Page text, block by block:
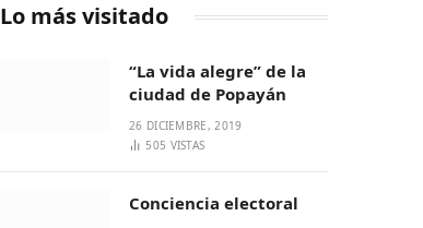
Lo más visitado
“La vida alegre” de la
ciudad de Popayán
26 DICIEMBRE, 2019
505 VISTAS
Conciencia electoral